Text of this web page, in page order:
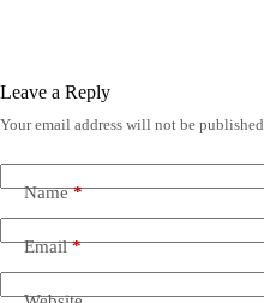
Leave a Reply
Your email address will not be published.
Name*
Email*